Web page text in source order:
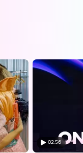
02:56